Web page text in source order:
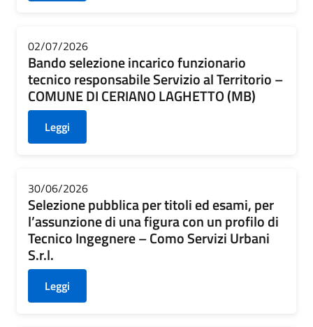
02/07/2026
Bando selezione incarico funzionario
tecnico responsabile Servizio al Territorio –
COMUNE DI CERIANO LAGHETTO (MB)
Leggi
30/06/2026
Selezione pubblica per titoli ed esami, per
l’assunzione di una figura con un profilo di
Tecnico Ingegnere – Como Servizi Urbani
S.r.l.
Leggi